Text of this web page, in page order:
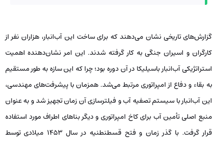
گزارش‌های تاریخی نشان می‌دهند که برای ساخت این آب‌انبار، هزاران نفر از
کارگران و اسیران جنگی به کار گرفته شدند. این امر نشان‌دهنده اهمیت
استراتژیکی آب‌انبار باسیلیکا در آن دوره بود؛ چرا که این سازه به طور مستقیم
به بقاء و دفاع از امپراتوری مرتبط می‌شد. همزمان با پیشرفت‌های مهندسی،
این آب‌انبار با سیستم تصفیه آب و فیلترسازی آن زمان تجهیز شد و به عنوان
منبع اصلی تأمین آب برای کاخ امپراتوری و دیگر بناهای اطراف مورد استفاده
قرار گرفت. با گذر زمان و فتح قسطنطنیه در سال ۱۴۵۳ میلادی توسط